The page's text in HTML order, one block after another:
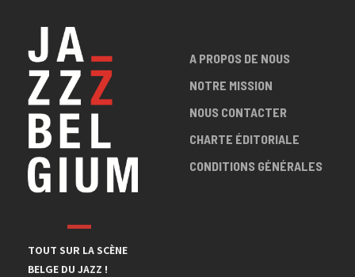
TOUT SUR LA SCÈNE
BELGE DU JAZZ !
A PROPOS DE NOUS
NOTRE MISSION
NOUS CONTACTER
CHARTE ÉDITORIALE
CONDITIONS GÉNÉRALES